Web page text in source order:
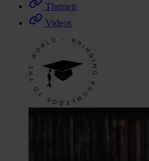
Themen
Videos